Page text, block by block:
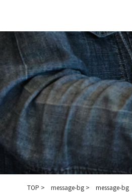
テ
へ
ス
キ
ッ
ゲ
ョ
ン
に
移
TOP message-bg message-bg